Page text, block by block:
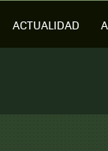
ACTUALIDAD